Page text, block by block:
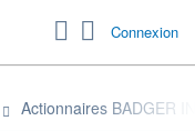
Connexion
Actionnaires BADGER